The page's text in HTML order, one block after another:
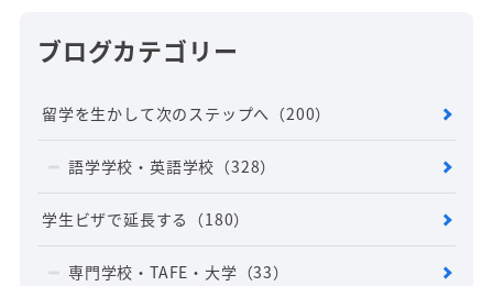
ブログカテゴリー
留学を生かして次のステップへ （200）
語学学校・英語学校 （328）
学生ビザで延長する （180）
専門学校・TAFE・大学 （33）